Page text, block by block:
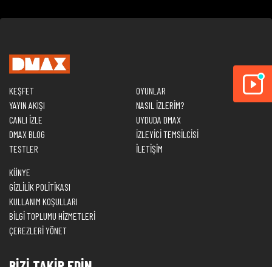
KEŞFET
YAYIN AKIŞI
CANLI İZLE
DMAX BLOG
TESTLER
OYUNLAR
NASIL İZLERİM?
UYDUDA DMAX
İZLEYİCİ TEMSİLCİSİ
İLETİŞİM
KÜNYE
GİZLİLİK POLİTİKASI
KULLANIM KOŞULLARI
BİLGİ TOPLUMU HİZMETLERİ
ÇEREZLERİ YÖNET